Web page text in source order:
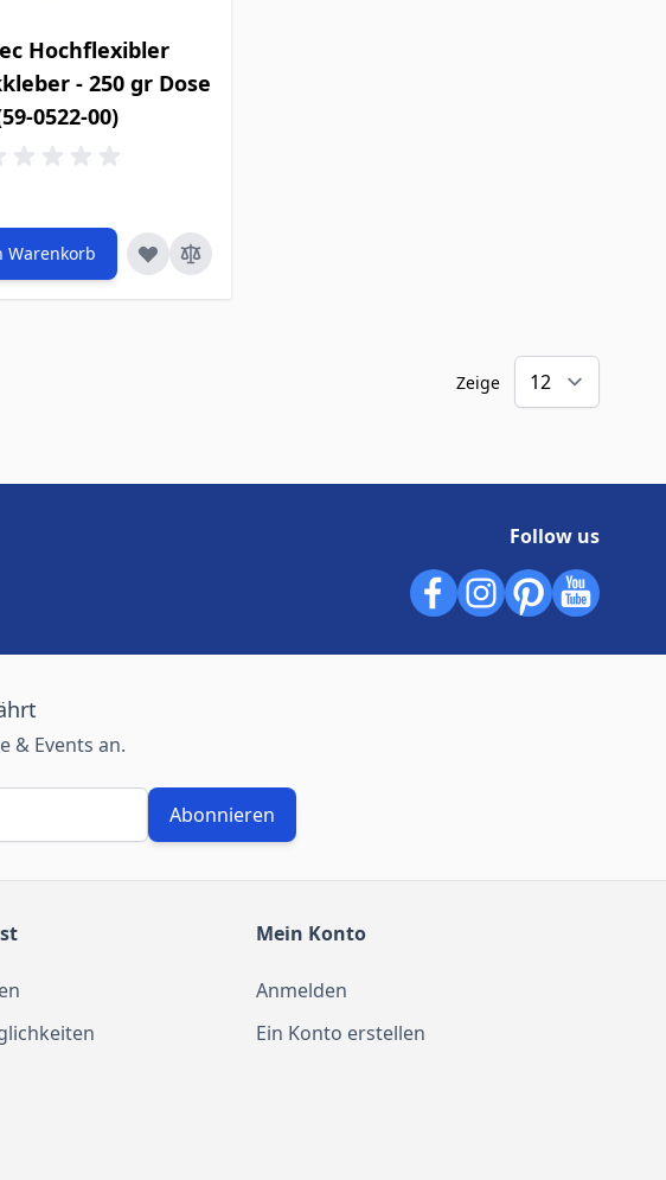
Hochflexibler
- 250 gr Dose
0522-00)
Warenkorb
Zeige
Follow us
& Events an.
Abonnieren
Mein Konto
Anmelden
Ein Konto erstellen